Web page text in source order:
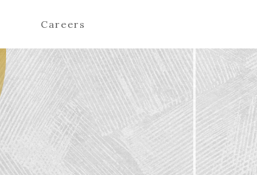
Careers